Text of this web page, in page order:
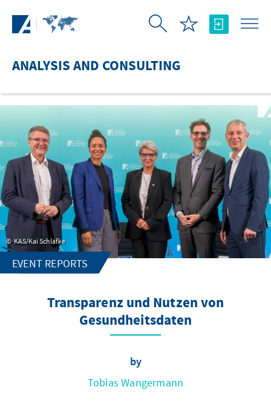
ANALYSIS AND CONSULTING
KAS/Kai Schläfke
EVENT REPORTS
Transparenz und Nutzen von
Gesundheitsdaten
by
Tobias Wangermann